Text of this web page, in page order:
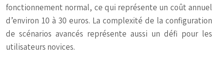
fonctionnement normal, ce qui représente un coût annuel
d’environ 10 à 30 euros. La complexité de la configuration
de scénarios avancés représente aussi un défi pour les
utilisateurs novices.